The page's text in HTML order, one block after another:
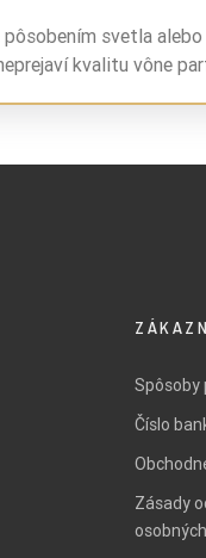
svetla
kvalitu vône
Spôsoby
Číslo
Zásady